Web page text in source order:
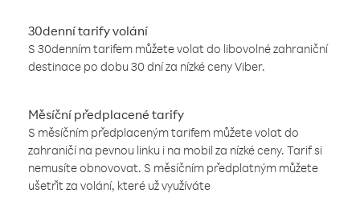
30denní tarify volání
S 30denním tarifem můžete volat do libovolné zahraniční
destinace po dobu 30 dní za nízké ceny Viber.
Měsíční předplacené tarify
S měsíčním předplaceným tarifem můžete volat do
zahraničí na pevnou linku i na mobil za nízké ceny. Tarif si
nemusíte obnovovat. S měsíčním předplatným můžete
ušetřit za volání, které už využíváte